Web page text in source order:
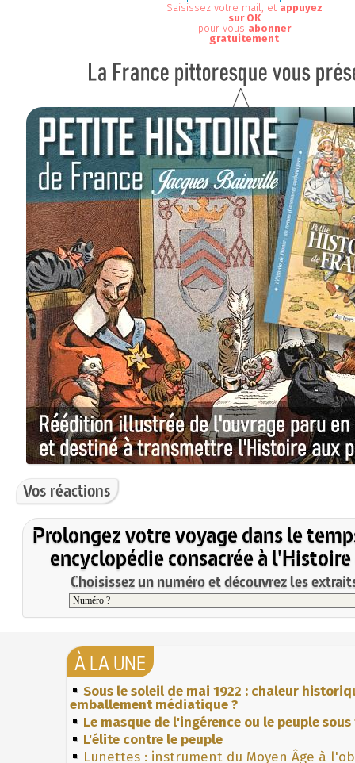
Saisissez votre mail, et appuyez
sur OK
pour vous abonner
gratuitement
Vos réactions
Prolongez votre voyage dans le
encyclopédie consacrée à l'Histoire
Choisissez un numéro et découvrez les
À LA UNE
Sous le soleil de mai 1922 : chaleur
emballement médiatique ?
Le masque de l'ingérence ou le peuple
L'élite contre le peuple
Lunettes : instrument du Moyen Âge à